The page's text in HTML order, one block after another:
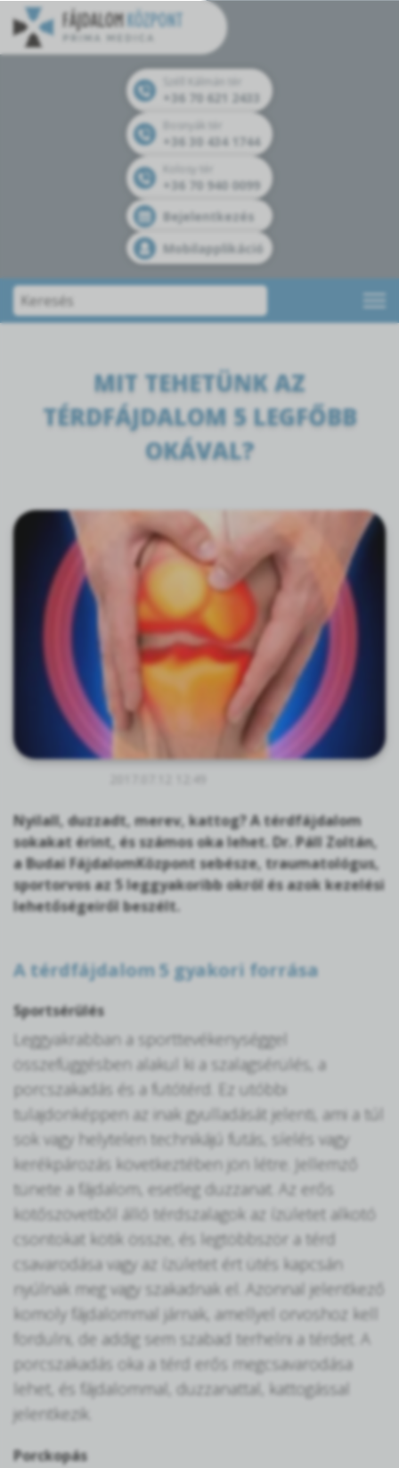
+36 70 621 2433
+36 30 434 1744
+36 70 940 0099
Bejelentkezés
Mobilapplikáció
MIT TEHETÜNK AZ
TÉRDFÁJDALOM 5 LEGFŐBB
OKÁVAL?
Nyilall, duzzadt, merev, kattog? A térdfájdalom
sokakat érint, és számos oka lehet. Dr. Páll Zoltán,
a Budai FájdalomKözpont sebésze, traumatológus,
sportorvos az 5 leggyakoribb okról és azok kezelési
lehetőségeiről beszélt.
A térdfájdalom 5 gyakori forrása
Sportsérülés
Leggyakrabban a sporttevékenységgel
összefüggésben alakul ki a szalagsérülés, a
porcszakadás és a futótérd. Ez utóbbi
tulajdonképpen az inak gyulladását jelenti, ami a túl
sok vagy helytelen technikájú futás, síelés vagy
kerékpározás következtében jön létre. Jellemző
tünete a fájdalom, esetleg duzzanat. Az erős
kötőszövetből álló térdszalagok az ízületet alkotó
csontokat kötik össze, és legtöbbször a térd
csavarodása vagy az ízületet ért ütés kapcsán
nyúlnak meg vagy szakadnak el. Azonnal jelentkező
komoly fájdalommal járnak, amellyel orvoshoz kell
fordulni, de addig sem szabad terhelni a térdet. A
porcszakadás oka a térd erős megcsavarodása
lehet, és fájdalommal, duzzanattal, kattogással
jelentkezik.
Porckopás